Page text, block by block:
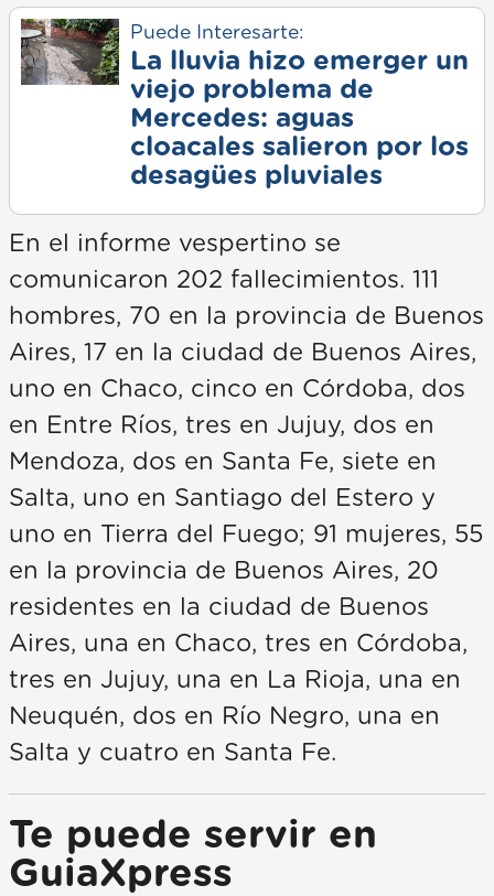
Puede Interesarte:
La lluvia hizo emerger un
viejo problema de
Mercedes: aguas
cloacales salieron por los
desagües pluviales
En el informe vespertino se
comunicaron 202 fallecimientos. 111
hombres, 70 en la provincia de Buenos
Aires, 17 en la ciudad de Buenos Aires,
uno en Chaco, cinco en Córdoba, dos
en Entre Ríos, tres en Jujuy, dos en
Mendoza, dos en Santa Fe, siete en
Salta, uno en Santiago del Estero y
uno en Tierra del Fuego; 91 mujeres, 55
en la provincia de Buenos Aires, 20
residentes en la ciudad de Buenos
Aires, una en Chaco, tres en Córdoba,
tres en Jujuy, una en La Rioja, una en
Neuquén, dos en Río Negro, una en
Salta y cuatro en Santa Fe.
Te puede servir en
GuiaXpress